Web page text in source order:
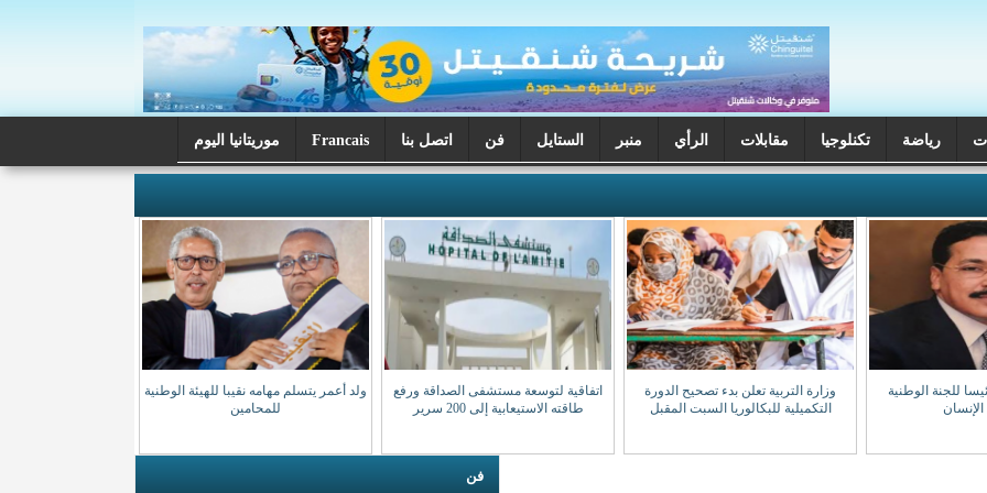
رياضة تكنلوجيا مقابلات الرأي منبر الستايل فن اتصل بنا Francais موريتانيا اليوم
للجنة الوطنية
وزارة التربية تعلن بدء تصحيح الدورة
التكميلية للبكالوريا السبت المقبل
اتفاقية لتوسعة مستشفى الصداقة ورفع
طاقته الاستيعابية إلى 200 سرير
ولد أعمر يتسلم مهامه نقيبا للهيئة الوطنية
للمحامين
فن